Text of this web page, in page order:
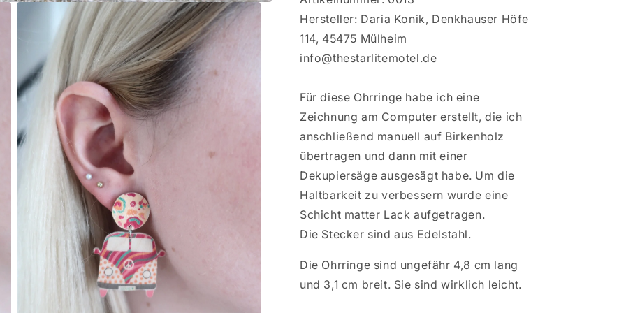
Hersteller: Daria Konik, Denkhauser Höfe
114, 45475 Mülheim
info@thestarlitemotel.de
Für diese Ohrringe habe ich eine
Zeichnung am Computer erstellt, die ich
anschließend manuell auf Birkenholz
übertragen und dann mit einer
Dekupiersäge ausgesägt habe. Um die
Haltbarkeit zu verbessern wurde eine
Schicht matter Lack aufgetragen.
Die Stecker sind aus Edelstahl.
Die Ohrringe sind ungefähr 4,8 cm lang
und 3,1 cm breit. Sie sind wirklich leicht.